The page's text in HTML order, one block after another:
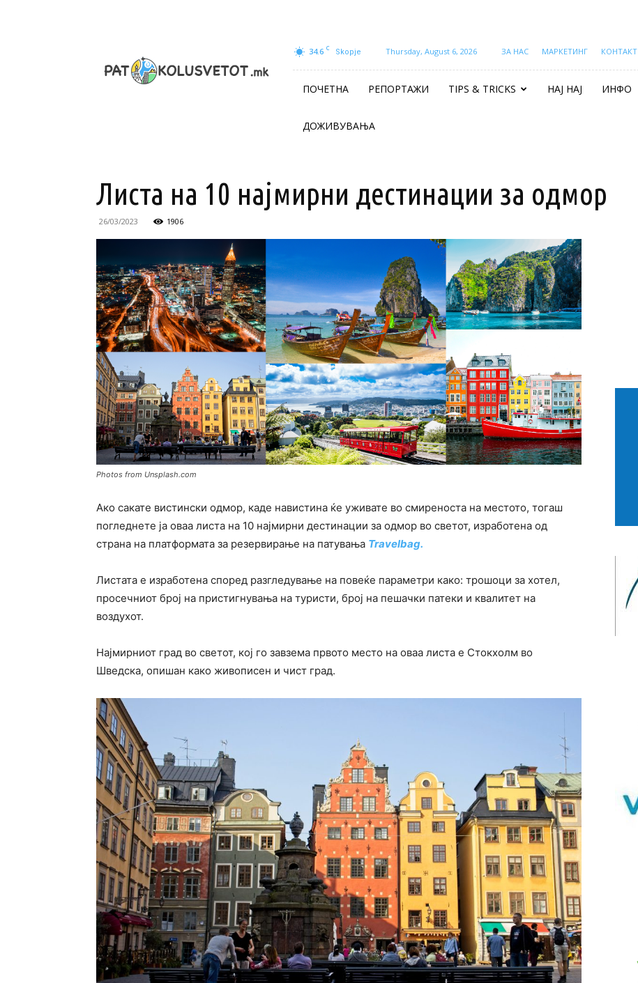
34.6 C Skopje Thursday, August 6, 2026 ЗА НАС МАРКЕТИНГ КОНТАКТ
ПОЧЕТНА РЕПОРТАЖИ TIPS & TRICKS НАЈ НАЈ ИНФО
ДОЖИВУВАЊА
Листа на 10 најмирни дестинации за одмор
26/03/2023 1906
Photos from Unsplash.com
Ако сакате вистински одмор, каде навистина ќе уживате во смиреноста на местото, тогаш
погледнете ја оваа листа на 10 најмирни дестинации за одмор во светот, изработена од
страна на платформата за резервирање на патувања Travelbag.
Листата е изработена според разгледување на повеќе параметри како: трошоци за хотел,
просечниот број на пристигнувања на туристи, број на пешачки патеки и квалитет на
воздухот.
Најмирниот град во светот, кој го завзема првото место на оваа листа е Стокхолм во
Шведска, опишан како живописен и чист град.